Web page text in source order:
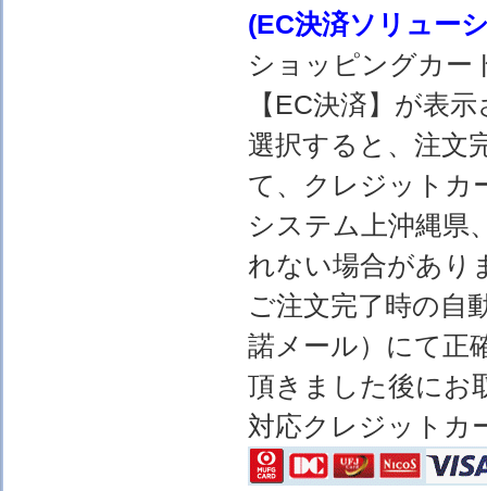
(EC決済ソリュー
ショッピングカー
【EC決済】が表
選択すると、注文
て、クレジットカ
システム上沖縄県
れない場合があり
ご注文完了時の自
諾メール）にて正
頂きました後にお
対応クレジットカ